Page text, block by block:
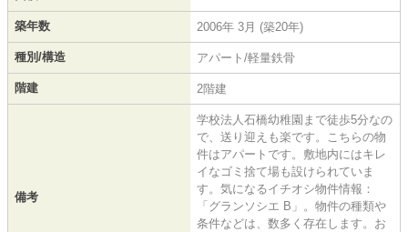
築年数 2006年 3月 (築20年)
種別/構造 アパート/軽量鉄骨
階建 2階建
備考
学校法人石橋幼稚園まで徒歩5分なの
で、送り迎えも楽です。こちらの物
件はアパートです。敷地内にはキレ
イなゴミ捨て場も設けられていま
す。気になるイチオシ物件情報：
「グランソシエ B」。物件の種類や
条件などは、数多く存在します。お